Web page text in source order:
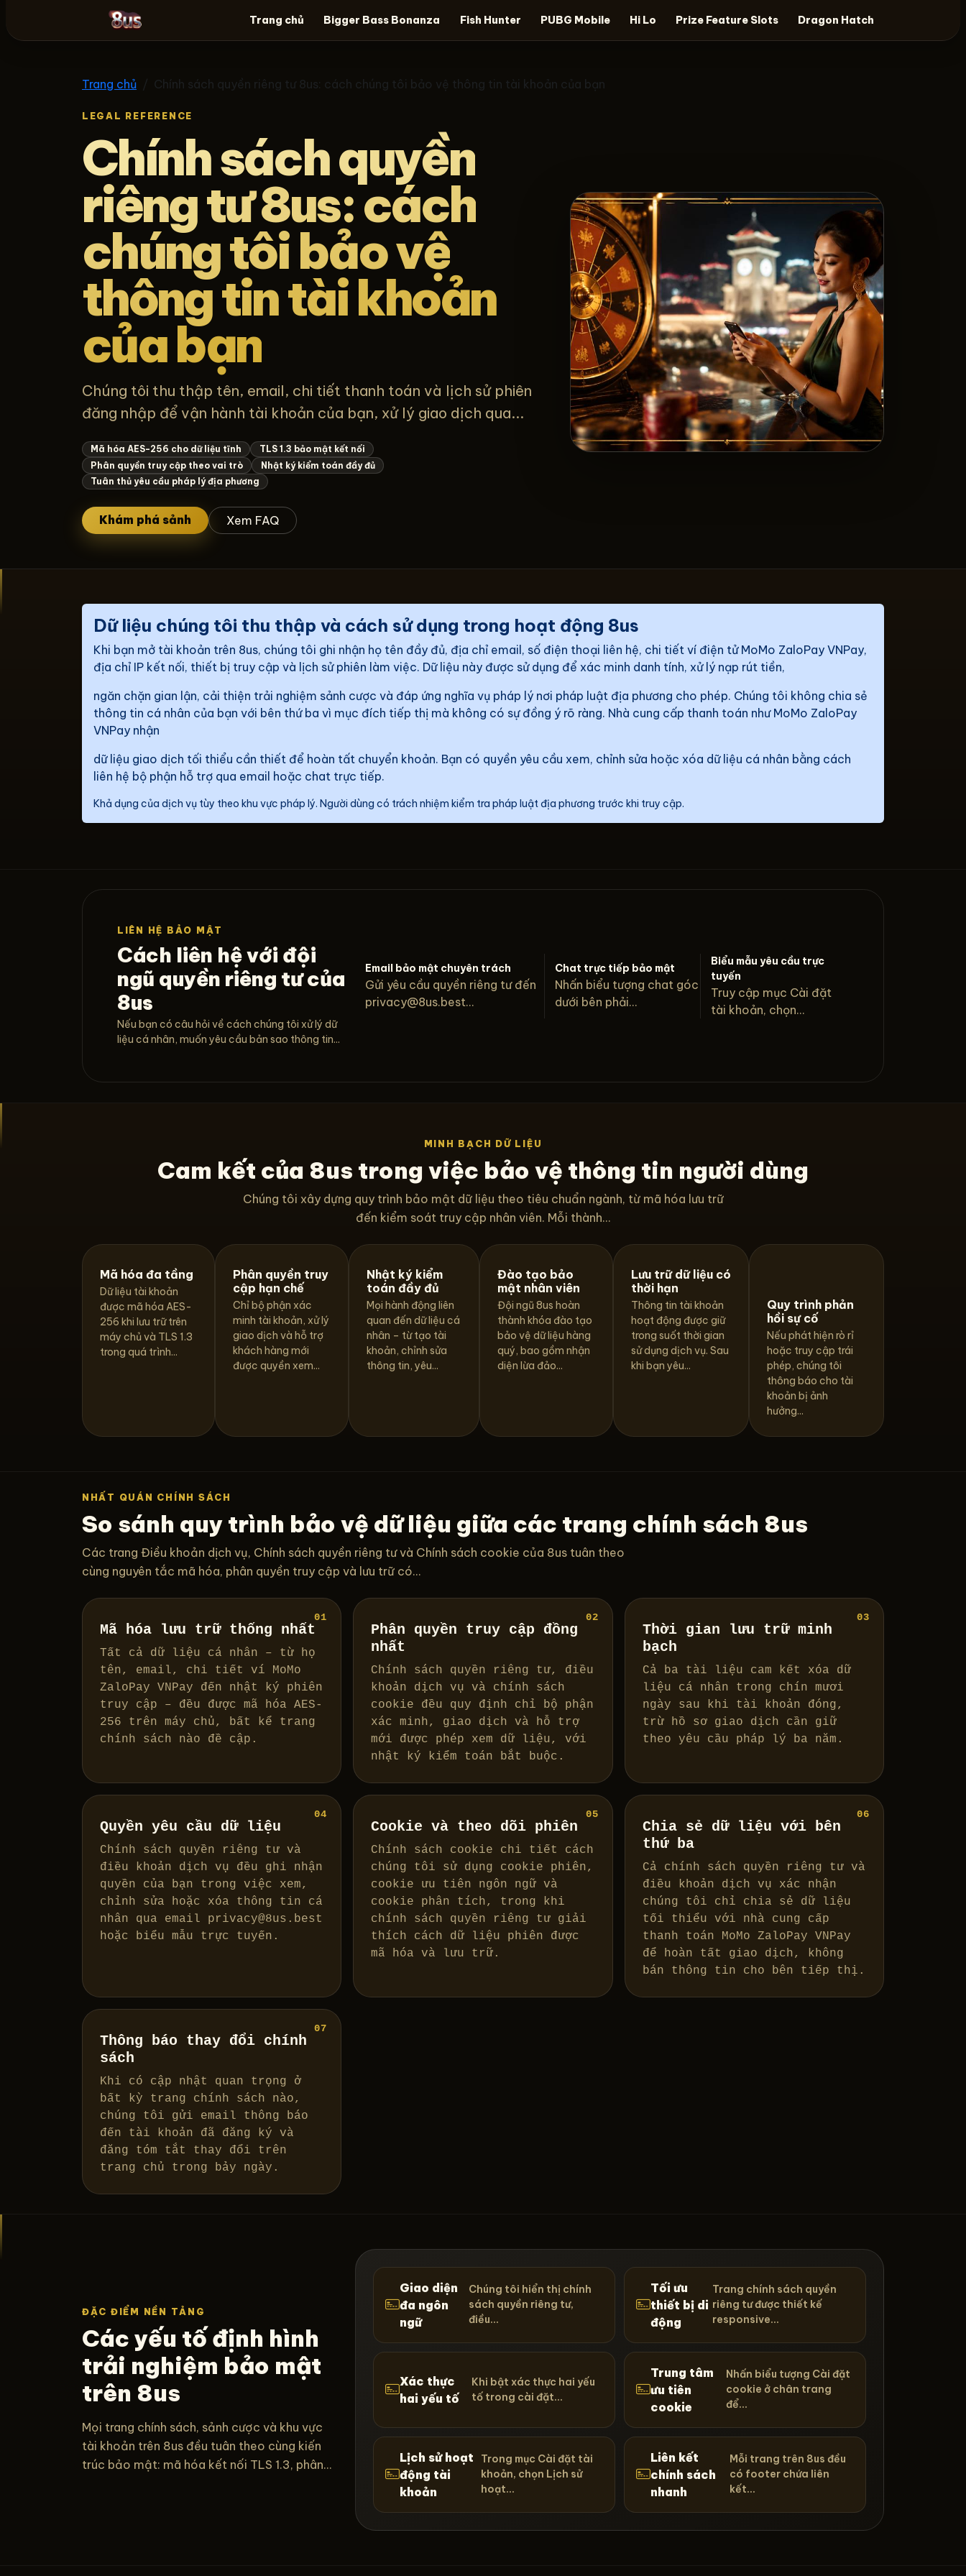
Trang chủ Bigger Bass Bonanza Fish Hunter PUBG Mobile Hi Lo Prize Feature Slots Dragon Hatch
Trang chủ Chính sách quyền riêng tư 8us: cách chúng tôi bảo vệ thông tin tài khoản của bạn
LEGAL REFERENCE
Chính sách quyền
riêng tư 8us: cách
chúng tôi bảo vệ
thông tin tài khoản
của bạn
Chúng tôi thu thập tên, email, chi tiết thanh toán và lịch sử phiên
đăng nhập để vận hành tài khoản của bạn, xử lý giao dịch qua...
Mã hóa AES-256 cho dữ liệu tĩnh
TLS 1.3 bảo mật kết nối
Phân quyền truy cập theo vai trò
Nhật ký kiểm toán đầy đủ
Tuân thủ yêu cầu pháp lý địa phương
Khám phá sảnh Xem FAQ
Dữ liệu chúng tôi thu thập và cách sử dụng trong hoạt động 8us
Khi bạn mở tài khoản trên 8us, chúng tôi ghi nhận họ tên đầy đủ, địa chỉ email, số điện thoại liên hệ, chi tiết ví điện tử MoMo ZaloPay VNPay,
địa chỉ IP kết nối, thiết bị truy cập và lịch sử phiên làm việc. Dữ liệu này được sử dụng để xác minh danh tính, xử lý nạp rút tiền,
ngăn chặn gian lận, cải thiện trải nghiệm sảnh cược và đáp ứng nghĩa vụ pháp lý nơi pháp luật địa phương cho phép. Chúng tôi không chia sẻ
thông tin cá nhân của bạn với bên thứ ba vì mục đích tiếp thị mà không có sự đồng ý rõ ràng. Nhà cung cấp thanh toán như MoMo ZaloPay
VNPay nhận
dữ liệu giao dịch tối thiểu cần thiết để hoàn tất chuyển khoản. Bạn có quyền yêu cầu xem, chỉnh sửa hoặc xóa dữ liệu cá nhân bằng cách
liên hệ bộ phận hỗ trợ qua email hoặc chat trực tiếp.
Khả dụng của dịch vụ tùy theo khu vực pháp lý. Người dùng có trách nhiệm kiểm tra pháp luật địa phương trước khi truy cập.
LIÊN HỆ BẢO MẬT
Cách liên hệ với đội
ngũ quyền riêng tư của
8us
Nếu bạn có câu hỏi về cách chúng tôi xử lý dữ
liệu cá nhân, muốn yêu cầu bản sao thông tin...
Email bảo mật chuyên trách
Gửi yêu cầu quyền riêng tư đến
privacy@8us.best...
Chat trực tiếp bảo mật
Nhấn biểu tượng chat góc
dưới bên phải...
Biểu mẫu yêu cầu trực
tuyến
Truy cập mục Cài đặt
tài khoản, chọn...
MINH BẠCH DỮ LIỆU
Cam kết của 8us trong việc bảo vệ thông tin người dùng
Chúng tôi xây dựng quy trình bảo mật dữ liệu theo tiêu chuẩn ngành, từ mã hóa lưu trữ
đến kiểm soát truy cập nhân viên. Mỗi thành...
Mã hóa đa tầng
Dữ liệu tài khoản
được mã hóa AES-
256 khi lưu trữ trên
máy chủ và TLS 1.3
trong quá trình...
Phân quyền truy
cập hạn chế
Chỉ bộ phận xác
minh tài khoản, xử lý
giao dịch và hỗ trợ
khách hàng mới
được quyền xem...
Nhật ký kiểm
toán đầy đủ
Mọi hành động liên
quan đến dữ liệu cá
nhân – từ tạo tài
khoản, chỉnh sửa
thông tin, yêu...
Đào tạo bảo
mật nhân viên
Đội ngũ 8us hoàn
thành khóa đào tạo
bảo vệ dữ liệu hàng
quý, bao gồm nhận
diện lừa đảo...
Lưu trữ dữ liệu có
thời hạn
Thông tin tài khoản
hoạt động được giữ
trong suốt thời gian
sử dụng dịch vụ. Sau
khi bạn yêu...
Quy trình phản
hồi sự cố
Nếu phát hiện rò rỉ
hoặc truy cập trái
phép, chúng tôi
thông báo cho tài
khoản bị ảnh
hưởng...
NHẤT QUÁN CHÍNH SÁCH
So sánh quy trình bảo vệ dữ liệu giữa các trang chính sách 8us
Các trang Điều khoản dịch vụ, Chính sách quyền riêng tư và Chính sách cookie của 8us tuân theo
cùng nguyên tắc mã hóa, phân quyền truy cập và lưu trữ có...
01
Mã hóa lưu trữ thống nhất
Tất cả dữ liệu cá nhân – từ họ
tên, email, chi tiết ví MoMo
ZaloPay VNPay đến nhật ký phiên
truy cập – đều được mã hóa AES-
256 trên máy chủ, bất kể trang
chính sách nào đề cập.
02
Phân quyền truy cập đồng
nhất
Chính sách quyền riêng tư, điều
khoản dịch vụ và chính sách
cookie đều quy định chỉ bộ phận
xác minh, giao dịch và hỗ trợ
mới được phép xem dữ liệu, với
nhật ký kiểm toán bắt buộc.
03
Thời gian lưu trữ minh
bạch
Cả ba tài liệu cam kết xóa dữ
liệu cá nhân trong chín mươi
ngày sau khi tài khoản đóng,
trừ hồ sơ giao dịch cần giữ
theo yêu cầu pháp lý ba năm.
04
Quyền yêu cầu dữ liệu
Chính sách quyền riêng tư và
điều khoản dịch vụ đều ghi nhận
quyền của bạn trong việc xem,
chỉnh sửa hoặc xóa thông tin cá
nhân qua email privacy@8us.best
hoặc biểu mẫu trực tuyến.
05
Cookie và theo dõi phiên
Chính sách cookie chi tiết cách
chúng tôi sử dụng cookie phiên,
cookie ưu tiên ngôn ngữ và
cookie phân tích, trong khi
chính sách quyền riêng tư giải
thích cách dữ liệu phiên được
mã hóa và lưu trữ.
06
Chia sẻ dữ liệu với bên
thứ ba
Cả chính sách quyền riêng tư và
điều khoản dịch vụ xác nhận
chúng tôi chỉ chia sẻ dữ liệu
tối thiểu với nhà cung cấp
thanh toán MoMo ZaloPay VNPay
để hoàn tất giao dịch, không
bán thông tin cho bên tiếp thị.
07
Thông báo thay đổi chính
sách
Khi có cập nhật quan trọng ở
bất kỳ trang chính sách nào,
chúng tôi gửi email thông báo
đến tài khoản đã đăng ký và
đăng tóm tắt thay đổi trên
trang chủ trong bảy ngày.
ĐẶC ĐIỂM NỀN TẢNG
Các yếu tố định hình
trải nghiệm bảo mật
trên 8us
Mọi trang chính sách, sảnh cược và khu vực
tài khoản trên 8us đều tuân theo cùng kiến
trúc bảo mật: mã hóa kết nối TLS 1.3, phân...
Giao diện
đa ngôn
ngữ
Chúng tôi hiển thị chính
sách quyền riêng tư,
điều...
Tối ưu
thiết bị di
động
Trang chính sách quyền
riêng tư được thiết kế
responsive...
Xác thực
hai yếu tố
Khi bật xác thực hai yếu
tố trong cài đặt...
Trung tâm
ưu tiên
cookie
Nhấn biểu tượng Cài đặt
cookie ở chân trang
để...
Lịch sử hoạt
động tài
khoản
Trong mục Cài đặt tài
khoản, chọn Lịch sử
hoạt...
Liên kết
chính sách
nhanh
Mỗi trang trên 8us đều
có footer chứa liên
kết...